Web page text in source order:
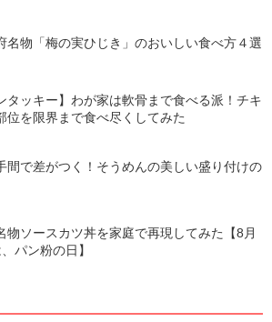
名物「梅の実ひじき」のおいしい食べ方４選
タッキー】わが家は軟骨まで食べる派！チキ
位を限界まで食べ尽くしてみた
間で差がつく！そうめんの美しい盛り付けの
物ソースカツ丼を家庭で再現してみた【8月
パン粉の日】